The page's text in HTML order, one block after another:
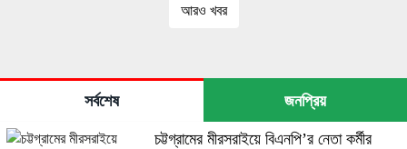
আরও খবর
সর্বশেষ জনপ্রিয়
চট্টগ্রামের মীরসরাইয়ে বিএনপি’র নেতা কর্মীর